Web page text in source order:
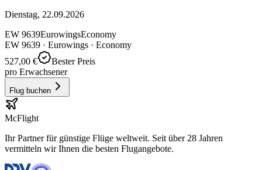
Dienstag, 22.09.2026
EW 9639EurowingsEconomy
EW 9639 · Eurowings · Economy
527,00 €
Bester Preis
pro Erwachsener
Flug buchen
McFlight
Ihr Partner für günstige Flüge weltweit. Seit über 28 Jahren
vermitteln wir Ihnen die besten Flugangebote.